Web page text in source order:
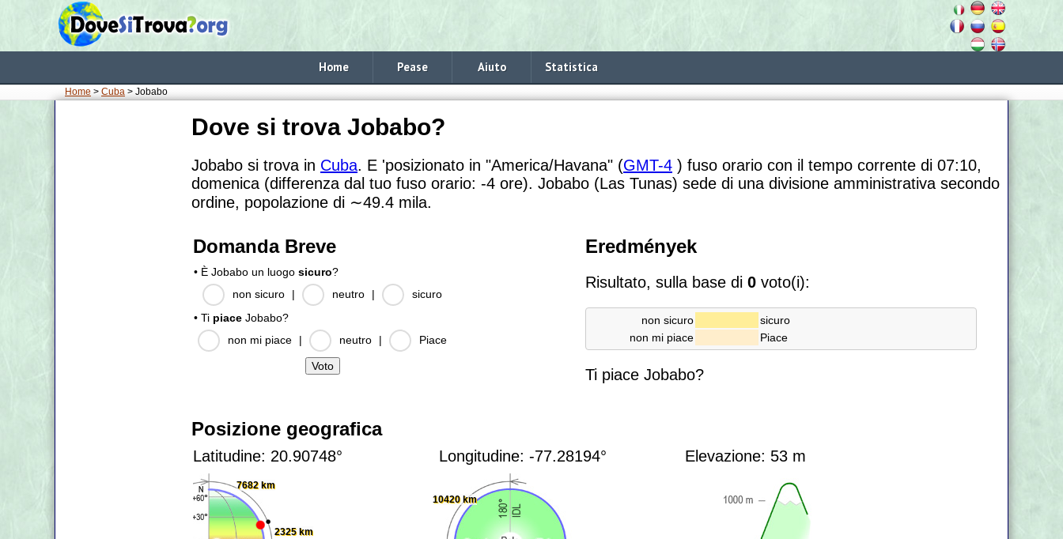
Home Pease Aiuto Statistica
Home > Cuba > Jobabo
Dove si trova Jobabo?
Jobabo si trova in Cuba. E 'posizionato in "America/Havana" (GMT-4 ) fuso orario con il tempo corrente di 07:10,
domenica (differenza dal tuo fuso orario: -4 ore). Jobabo (Las Tunas) sede di una divisione amministrativa secondo
ordine, popolazione di ∼49.4 mila.
Domanda Breve
• È Jobabo un luogo sicuro?
non sicuro
| neutro |
sicuro
• Ti piace Jobabo?
non mi piace
| neutro | Piace
Eredmények
Risultato, sulla base di0 voto(i):
non sicuro
sicuro
non mi piace
Piace
Ti piace Jobabo?
Posizione geografica
Latitudine: 20.90748°
7682 km
2325 km
Longitudine: -77.28194°
10420 km
Elevazione: 53 m